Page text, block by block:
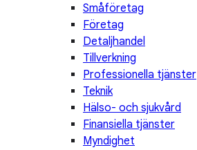
Småföretag
Företag
Detaljhandel
Tillverkning
Professionella tjänster
Teknik
Hälso- och sjukvård
Finansiella tjänster
Myndighet